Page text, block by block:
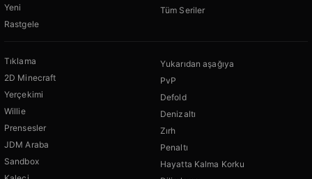
Yeni
Rastgele
Tüm Seriler
Tıklama
2D Minecraft
Yerçekimi
Willie
Prensesler
JDM Araba
Sandbox
Yukarıdan aşağıya
PvP
Defold
Denizaltı
Zırh
Penaltı
Hayatta Kalma Korku